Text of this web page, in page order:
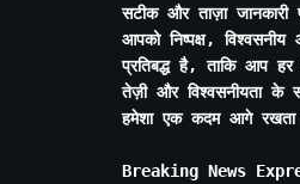
सटीक और ताज़ा जानकारी
आपको निष्पक्ष,
प्रतिबद्ध है, ताकि आप
तेज़ी और विश्वसनीयता के
हमेशा एक कदम आगे रखता
Breaking News